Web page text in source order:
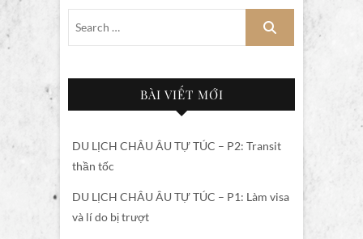
BÀI VIẾT MỚI
DU LỊCH CHÂU ÂU TỰ TÚC – P2: Transit
thần tốc
DU LỊCH CHÂU ÂU TỰ TÚC – P1: Làm visa
và lí do bị trượt